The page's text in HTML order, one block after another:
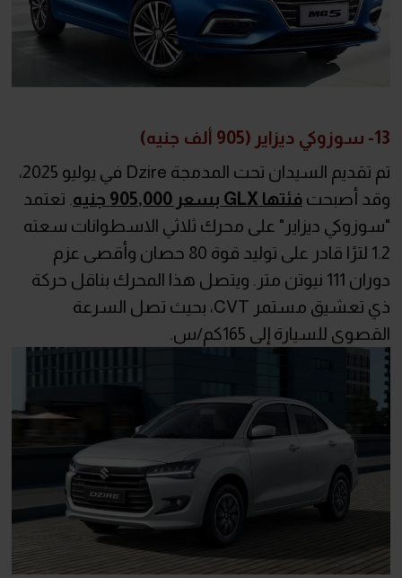
13- سوزوكي ديزاير (905 ألف جنيه)
تم تقديم السيدان تحت المدمجة Dzire في يوليو 2025،
وقد أصبحت فئتها GLX بسعر 905,000 جنيه
. تعتمد
"سوزوكي ديزاير" على محرك ثلاثي الاسطوانات سعته
1.2 لترًا قادر على توليد قوة 80 حصان وأقصى عزم
دوران 111 نيوتن متر. ويتصل هذا المحرك بناقل حركة
ذي تعشيق مستمر CVT، بحيث تصل السرعة
القصوى للسيارة إلى 165كم/س.